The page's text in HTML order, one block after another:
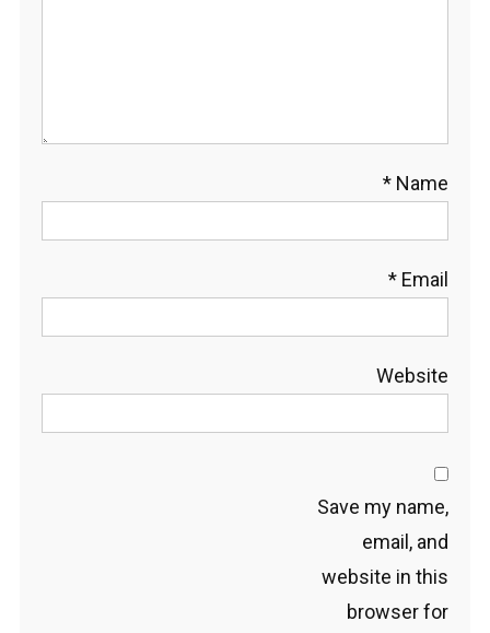
Name
*
Email
*
Website
Save my name,
email, and
website in this
browser for